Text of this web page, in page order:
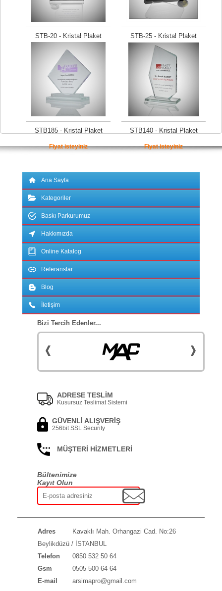
STB-20 - Kristal Plaket
Fiyat isteyiniz
STB-25 - Kristal Plaket
Fiyat isteyiniz
STB185 - Kristal Plaket
Fiyat isteyiniz
STB140 - Kristal Plaket
Fiyat isteyiniz
Ana Sayfa
Kategoriler
Baskı Parkurumuz
Hakkımızda
Online Katalog
Referanslar
Blog
İletişim
Bizi Tercih Edenler...
ADRESE TESLİM
Kusursuz Teslimat Sistemi
GÜVENLİ ALIŞVERİŞ
256bit SSL Security
MÜŞTERİ HİZMETLERİ
Bültenimize
Kayıt Olun
Adres
Kavaklı Mah. Orhangazi Cad. No:26
Beylikdüzü / İSTANBUL
Telefon
0850 532 50 64
Gsm
0505 500 64 64
E-mail
arsimapro@gmail.com